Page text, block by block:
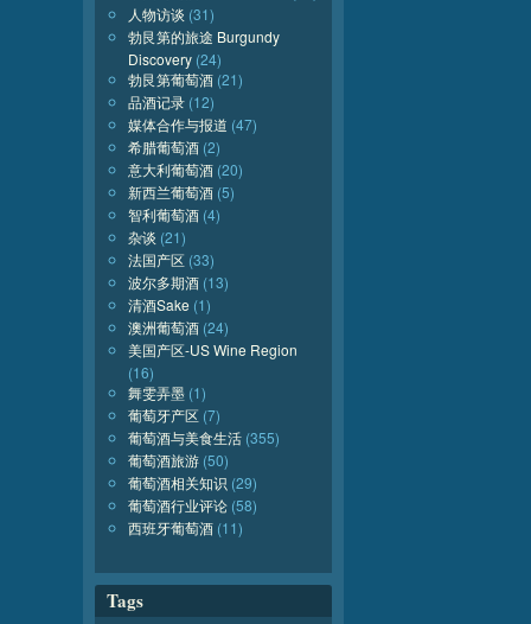
人物访谈 (31)
勃艮第的旅途 Burgundy
Discovery (24)
勃艮第葡萄酒 (21)
品酒记录 (12)
媒体合作与报道 (47)
希腊葡萄酒 (2)
意大利葡萄酒 (20)
新西兰葡萄酒 (5)
智利葡萄酒 (4)
杂谈 (21)
法国产区 (33)
波尔多期酒 (13)
清酒Sake (1)
澳洲葡萄酒 (24)
美国产区-US Wine Region
(16)
舞雯弄墨 (1)
葡萄牙产区 (7)
葡萄酒与美食生活 (355)
葡萄酒旅游 (50)
葡萄酒相关知识 (29)
葡萄酒行业评论 (58)
西班牙葡萄酒 (11)
Tags